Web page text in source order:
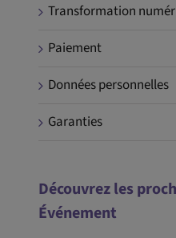
Transformation
Paiement
Données personnelles
Garanties
Découvrez les
Événement